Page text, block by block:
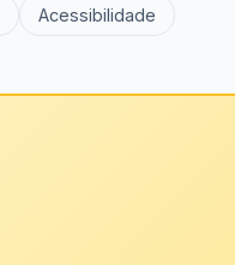
Acessibilidade